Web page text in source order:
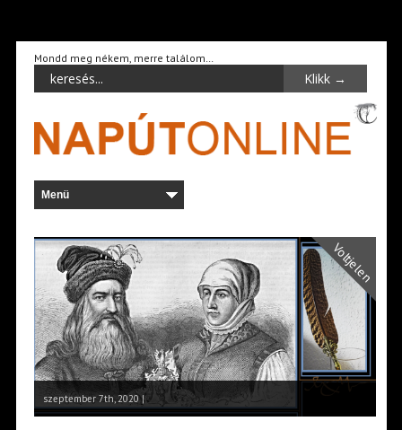
Mondd meg nékem, merre találom…
Voltjelen
szeptember 7th, 2020 |